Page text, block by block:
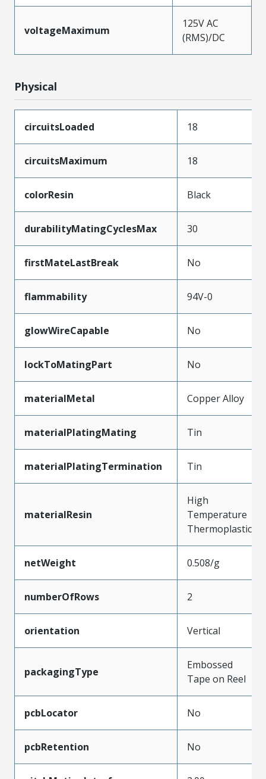
voltageMaximum
125V AC
(RMS)/DC
Physical
circuitsLoaded 18
circuitsMaximum 18
colorResin Black
durabilityMatingCyclesMax 30
firstMateLastBreak No
flammability 94V-0
glowWireCapable No
lockToMatingPart No
materialMetal Copper Alloy
materialPlatingMating Tin
materialPlatingTermination Tin
materialResin
High
Temperature
Thermoplastic
netWeight 0.508/g
numberOfRows 2
orientation Vertical
packagingType
Embossed
Tape on Reel
pcbLocator No
pcbRetention No